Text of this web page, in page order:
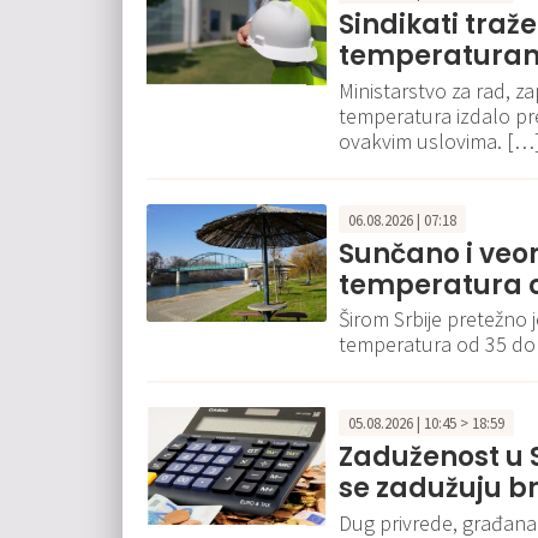
Sindikati
Ministarstvo za rad,
temperatura izdalo
ovakvim uslovima.
06.08.2026 | 07:18
Sunčano i
temperatura
Širom Srbije
temperatura od 35
05.08.2026 | 10:45 > 18:59
Zaduženost
se zadužuju
Dug privrede,